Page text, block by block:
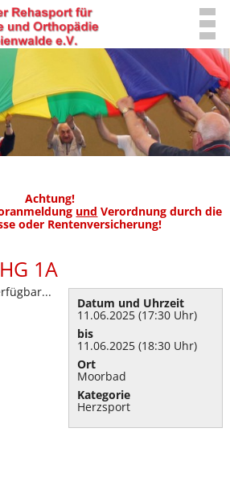
Achtung!
und Verordnung durch die
oder Rentenversicherung!
1A
Datum und Uhrzeit
11.06.2025 (17:30 Uhr)
bis
11.06.2025 (18:30 Uhr)
Ort
Moorbad
Kategorie
Herzsport